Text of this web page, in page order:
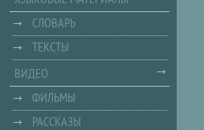
СЛОВАРЬ
ТЕКСТЫ
ВИДЕО
ФИЛЬМЫ
РАССКАЗЫ